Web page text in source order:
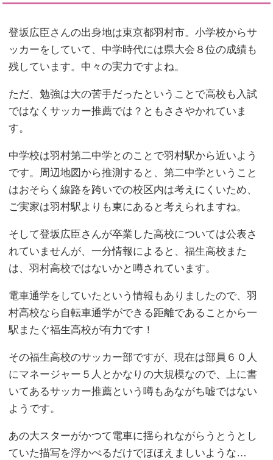
登坂広臣さんの出身地は東京都羽村市。小学校からサ
ッカーをしていて、中学時代には県大会８位の成績も
残しています。中々の実力ですよね。
ただ、勉強は大の苦手だったということで高校も入試
ではなくサッカー推薦では？ともささやかれていま
す。
中学校は羽村第二中学とのことで羽村駅から近いよう
です。周辺地図から推測すると、第二中学ということ
はおそらく線路を跨いでの校区内は考えにくいため、
ご実家は羽村駅よりも東にあると考えられますね。
そして登坂広臣さんが卒業した高校については公表さ
れていませんが、一分情報によると、福生高校また
は、羽村高校ではないかと噂されています。
電車通学をしていたという情報もありましたので、羽
村高校なら自転車通学ができる距離であることから一
駅またぐ福生高校が有力です！
その福生高校のサッカー部ですが、現在は部員６０人
にマネージャー５人とかなりの大規模なので、上に書
いてあるサッカー推薦という噂もあながち嘘ではない
ようです。
あの大スターがかつて電車に揺られながらうとうとし
ていた描写を浮かべるだけでほほえましいような…